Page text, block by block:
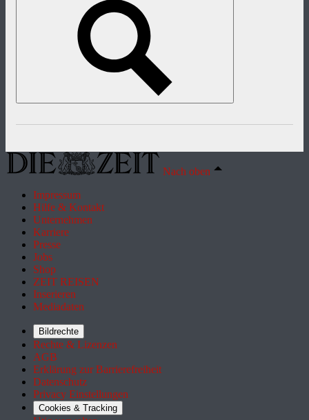
Nach oben
Impressum
Hilfe & Kontakt
Unternehmen
Karriere
Presse
Jobs
Shop
ZEIT REISEN
Inserieren
Mediadaten
Bildrechte
Rechte & Lizenzen
AGB
Erklärung zur Barrierefreiheit
Datenschutz
Privacy Einstellungen
Cookies & Tracking